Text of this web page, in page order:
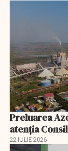
Preluarea
atenţia
22 IULIE 2026